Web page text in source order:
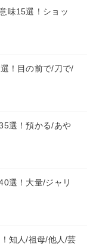
味15選！ショッ
！目の前で/刀で/
選！預かる/あや
選！大量/ジャリ
知人/祖母/他人/芸